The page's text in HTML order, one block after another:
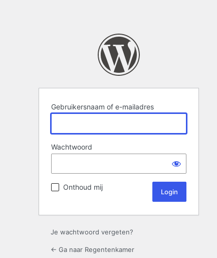
Gebruikersnaam of e-mailadres
Wachtwoord
Onthoud mij
Je wachtwoord vergeten?
← Ga naar Regentenkamer